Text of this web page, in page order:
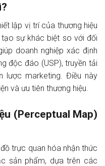
lập vị trí của thương hiệu
sự khác biệt so với đối
doanh nghiệp xác định
độc đáo (USP), truyền tải
lược marketing. Điều này
và ưu tiên thương hiệu.
(Perceptual Map)
trực quan hóa nhận thức
sản phẩm, dựa trên các